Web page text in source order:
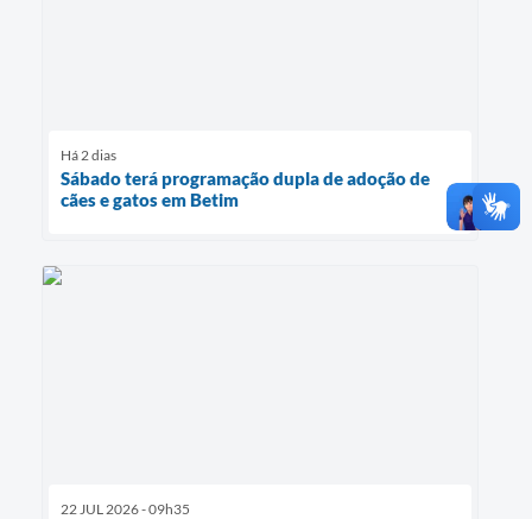
Há 2 dias
Sábado terá programação dupla de adoção de
cães e gatos em Betim
22 JUL 2026 - 09h35